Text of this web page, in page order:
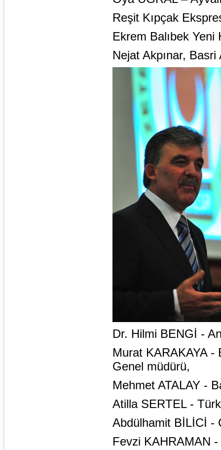
Reşit Kıpçak
Ekrem Balıbek
Nejat Akpınar, Basri
Dr. Hilmi BENGİ -
Murat KARAKAYA -
Genel müdürü,
Mehmet ATALAY -
Atilla SERTEL -
Abdülhamit BİLİCİ -
Fevzi KAHRAMAN